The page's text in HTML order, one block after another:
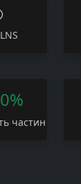
частин